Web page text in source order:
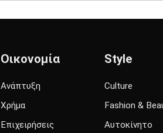
Οικονομία
Ανάπτυξη
Χρήμα
Επιχειρήσεις
Style
Culture
Fashion &
Αυτοκίνητο